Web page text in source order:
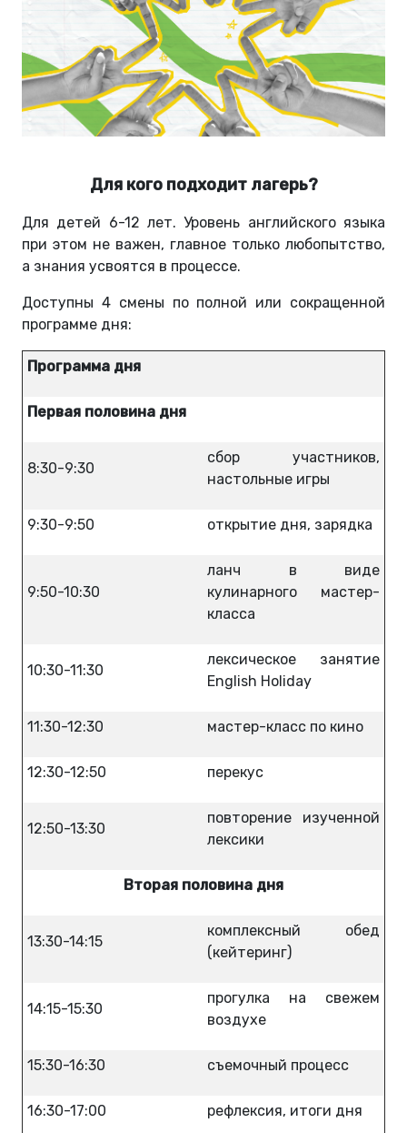
Для кого подходит лагерь?
Для детей 6-12 лет. Уровень английского языка
при этом не важен, главное только любопытство,
а знания усвоятся в процессе.
Доступны 4 смены по полной или сокращенной
программе дня:
Программа дня
Первая половина дня
8:30-9:30
сбор участников,
настольные игры
9:30-9:50 открытие дня, зарядка
9:50-10:30
ланч в виде
кулинарного мастер-
класса
10:30-11:30
лексическое занятие
English Holiday
11:30-12:30 мастер-класс по кино
12:30-12:50 перекус
12:50-13:30
повторение изученной
лексики
Вторая половина дня
13:30-14:15
комплексный обед
(кейтеринг)
14:15-15:30
прогулка на свежем
воздухе
15:30-16:30 съемочный процесс
16:30-17:00 рефлексия, итоги дня